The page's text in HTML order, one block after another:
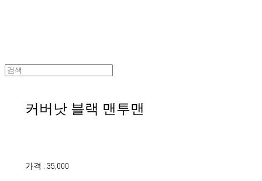
커버낫 블랙 맨투맨
가격 : 35,000